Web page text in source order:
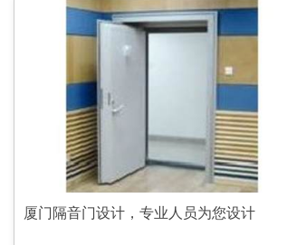
厦门隔音门设计，专业人员为您设计